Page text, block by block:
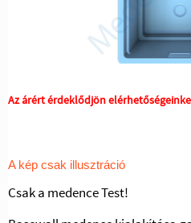
Az árért érdeklődjön
A kép csak illusztráció
Csak a medence Test!